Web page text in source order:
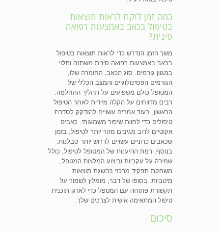
כמה זמן לוקח לראות תוצאות
בטיפול בכאב באמצעות רפואה
סינית?
משך הזמן הנדרש כדי לראות תוצאות בטיפול
בכאב באמצעות רפואה סינית משתנה ותלוי
במגוון גורמים. סוג הכאב, החומרה שלו,
הגורמים הפסיכולוגיים והמצב הכללי של
המטופל כולם משפיעים על תהליך ההחלמה.
רבים מדווחים על הקלה מיידית לאחר הטיפול
הראשון, בעוד אחרים עשויים להזדקק לסדרת
טיפולים כדי לחוות שיפור משמעותי. כאבים
אקוטיים לרוב מגיבים מהר יותר לטיפול, בזמן
שכאבים כרוניים עשויים לדרוש יותר סבלנות.
בנוסף, רמת ההיענות של המטופל לטיפול, כולל
שמירה על עקביות וביצוע המלצות המטפל,
משחקת תפקיד מרכזי בהשגת תוצאות
מיטביות. בסופו של דבר, מומלץ לשמור על
תקשורת פתוחה עם המטפל כדי לארגן תוכנית
טיפול המתאימה אישית לצרכים שלך.
סיכום